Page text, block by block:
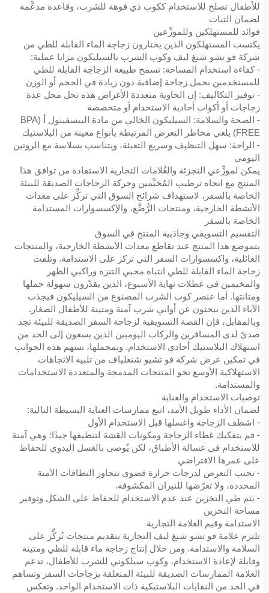
للأطفال تصلح للاستخدام ككوب ذي فوهة للشرب، وقاعدة مدعَّمة
لضمان الثبات
فوائد للمستهلكين وللموزِّعين
يكتسب المستهلكون الذين يختارون زجاجة الماء القابلة للطي من
شركة فو تشو شنغ ليف وكوب الشرب بالسيليكون مزايا عملية:
- كفاءة استخدام المساحة: تسمح طبيعة الزجاجة القابلة للطي
للمستخدمين بحمل زجاجة إضافية دون زيادة في الحجم أو الوزن
- توفير التكاليف: إن الحاوية متعددة الأغراض هذه تحل محل عدة
زجاجات أو أكواب أحادية الاستخدام أو متخصصة
- الصحة والسلامة: السيليكون الخالي من مادة البيسفينول أ (BPA
FREE) يلغي مخاطر التعرض المرتبطة بأنواع معينة من البلاستيك
- الراحة: سهل التنظيف وسريع التعبئة، ويتناسب بسلاسة مع الروتين
اليومي
يمكن لموزِّعي التجزئة والعُلامات التجارية الاستفادة من توافق هذا
المنتج مع اتجاه ترطيب المُخيَّمين وحركة الزجاجات الصديقة للبيئة
الخاصة بالسفر، لاستهداف شرائح السوق التي تركِّز على معدات
الأنشطة الخارجية، ومنتجات الرُّضَّع، والإكسسوارات المستدامة
الخاصة بالسفر
التقسيم التسويقي وجاذبية المنتج في السوق
يتموضع هذا المنتج عند تقاطع معدات الأنشطة الخارجية، والمنتجات
العائلية، واكسسوارات السفر التي تركز على الاستدامة. وتلفت
زجاجة الماء القابلة للطي انتباه محبي التنزه وراكبي الظهر
والمخيمين في عطلات نهاية الأسبوع، الذين يقدّرون سهولة حملها
ومتانتها. أما عنصر كوب الشرب المصنوع من السيليكون فيجذب
الآباء الذين يبحثون عن أواني شرب آمنة ومتينة للأطفال الصغار.
وبالمقابل، فإن القصة التسويقية لزجاجة السفر الصديقة للبيئة تجد
صدىً لدى المسافرين والركاب اليوميين الذين يسعون إلى الحد من
استهلاك البلاستيك أحادي الاستخدام. وبمجملها، تسهم هذه الجوانب
في تمكين عرض شركة فو تشيو شنغلياف من تلبية الاتجاهات
الاستهلاكية الأوسع نحو المنتجات المدمجة والمتعددة الاستخدامات
والمستدامة.
توصيات الاستخدام والعناية
لضمان الأداء طويل الأمد، اتبع ممارسات العناية البسيطة التالية:
- اشطف الزجاجة واغسلها قبل الاستخدام الأول
- قم بتفكيك غطاء الزجاجة ومكونات القشة لتنظيفها جيدًا؛ وهي آمنة
للاستخدام في غسالة الأطباق، لكن يُوصى بالغسل اليدوي للحفاظ
على عمرها الافتراضي
- تجنب التعرض لدرجات حرارة قصوى تتجاوز النطاقات الآمنة
المحددة، ولا تعرّضها للنيران المكشوفة.
- يتم طي التخزين عند عدم الاستخدام للحفاظ على الشكل وتوفير
مساحة التخزين
الاستدامة وقيم العلامة التجارية
تلتزم علامة فو تشو شنغ ليف التجارية بتقديم منتجات تُركِّز على
السلامة والاستدامة. ومن خلال إنتاج زجاجة ماء قابلة للطي ومتينة
وقابلة لإعادة الاستخدام، وكوب سيلكوني للشرب للأطفال، تدعم
العلامة الممارسات الصديقة للبيئة المتعلقة بزجاجات السفر وتساهم
في الحد من النفايات البلاستيكية ذات الاستخدام الواحد. وتعكس